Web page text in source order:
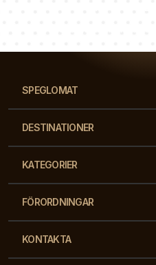
SPEGLOMAT
DESTINATIONER
KATEGORIER
FÖRORDNINGAR
KONTAKTA